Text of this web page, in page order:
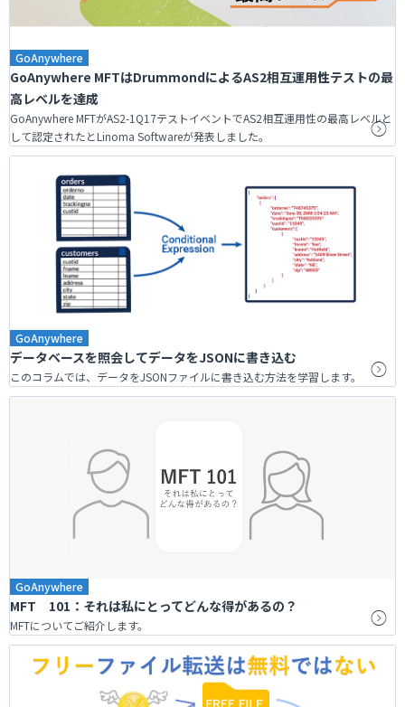
GoAnywhere
GoAnywhere MFTはDrummondによるAS2相互運用性テストの最
高レベルを達成
GoAnywhere MFTがAS2-1Q17テストイベントでAS2相互運用性の最高レベルと
して認定されたとLinoma Softwareが発表しました。
GoAnywhere
データベースを照会してデータをJSONに書き込む
このコラムでは、データをJSONファイルに書き込む方法を学習します。
GoAnywhere
MFT 101：それは私にとってどんな得があるの？
MFTについてご紹介します。